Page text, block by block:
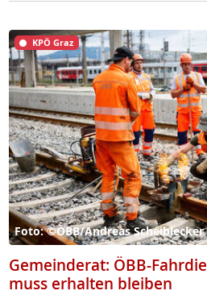
KPÖ Graz
Foto: ©ÖBB/Andreas Scheiblecker
Gemeinderat: ÖBB-
muss erhalten bleiben